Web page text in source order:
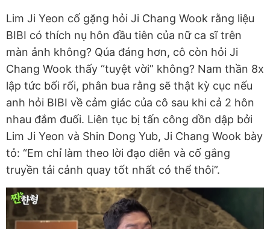
Lim Ji Yeon cố gặng hỏi Ji Chang Wook rằng liệu
BIBI có thích nụ hôn đầu tiên của nữ ca sĩ trên
màn ảnh không? Qúa đáng hơn, cô còn hỏi Ji
Chang Wook thấy “tuyệt vời” không? Nam thần 8x
lập tức bối rối, phân bua rằng sẽ thật kỳ cục nếu
anh hỏi BIBI về cảm giác của cô sau khi cả 2 hôn
nhau đắm đuối. Liên tục bị tấn công dồn dập bởi
Lim Ji Yeon và Shin Dong Yub, Ji Chang Wook bày
tỏ: “Em chỉ làm theo lời đạo diễn và cố gắng
truyền tải cảnh quay tốt nhất có thể thôi”.